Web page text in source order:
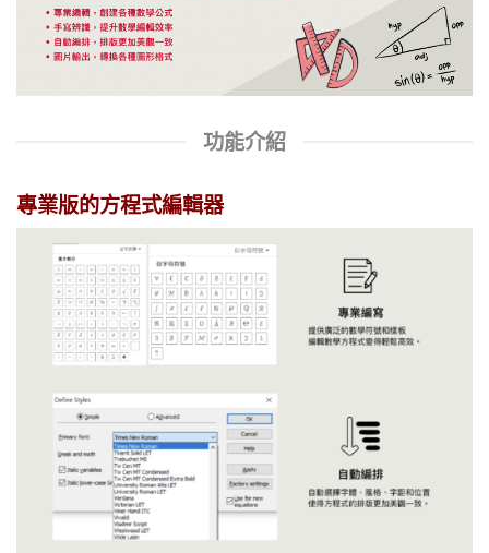
功能介紹
專業版的方程式編輯器